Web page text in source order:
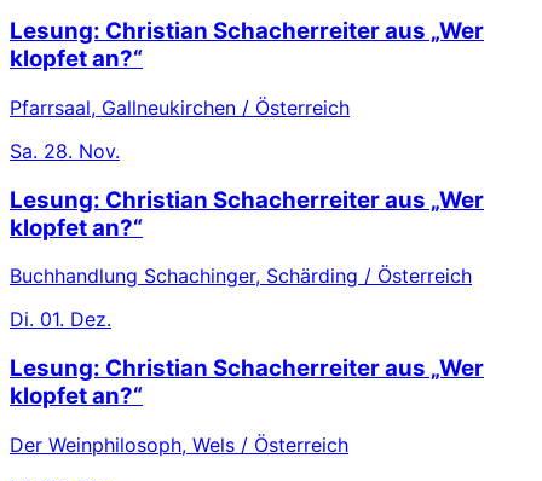
Lesung: Christian Schacherreiter aus „Wer
klopfet an?“
Pfarrsaal, Gallneukirchen / Österreich
Sa. 28. Nov.
Lesung: Christian Schacherreiter aus „Wer
klopfet an?“
Buchhandlung Schachinger, Schärding / Österreich
Di. 01. Dez.
Lesung: Christian Schacherreiter aus „Wer
klopfet an?“
Der Weinphilosoph, Wels / Österreich